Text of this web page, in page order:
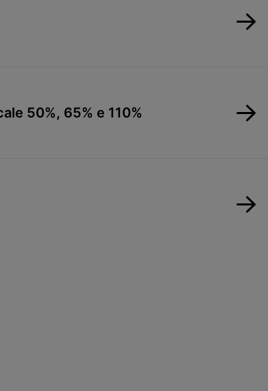
50%, 65% e 110%